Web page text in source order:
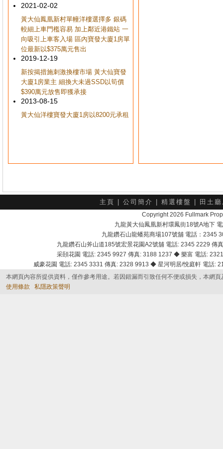
2021-02-02
黃大仙鳳凰新村單幢洋樓選擇多 銀碼
較細上車門檻容易 加上鄰近港鐵站 一
向吸引上車客入場 區內寶發大廈1房單
位最新以$375萬元售出
2019-12-19
新按揭措施刺激換樓市場 黃大仙寶發
大廈1房業主 細換大未過SSD以筍價
$390萬元放售即獲承接
2013-08-15
黃大仙洋樓寶發大廈1房以8200元承租
主頁 公司簡介 精選樓盤 田土
Copyright 2026 Fullmark
九龍黃大仙鳳凰新村環鳳街18號A地下
九龍鑽石山龍蟠苑商場107號舖 電話：2345
九龍鑽石山斧山道185號宏景花園A2號舖 電話: 2345 2229
采頣花園 電話: 2345 9927 傳真: 3188 1237 ◆ 樂富 電話:
威豪花園 電話: 2345 3331 傳真: 2328 9913 ◆ 星河明居/悅庭軒 電話
本網頁內容所提供資料，僅作參考用途。若因錯漏而引致任何不便或損失，本網
使用條款
私隱政策聲明